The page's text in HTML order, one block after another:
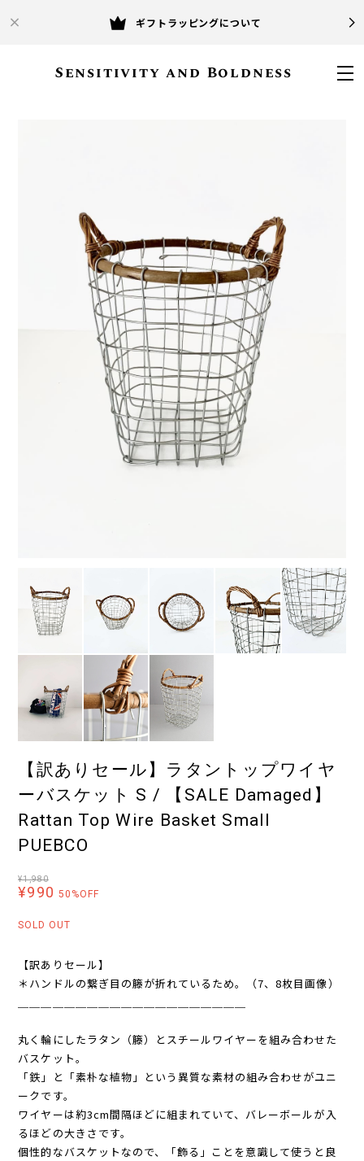
ギフトラッピングについて
Sensitivity and Boldness
【訳ありセール】ラタントップワイヤ
ーバスケット S / 【SALE Damaged】
Rattan Top Wire Basket Small
PUEBCO
¥1,980
¥990 50%OFF
SOLD OUT
【訳ありセール】
＊ハンドルの繋ぎ目の籐が折れているため。（7、8枚目画像）
丸く輪にしたラタン（籐）とスチールワイヤーを組み合わせた
バスケット。
「鉄」と「素朴な植物」という異質な素材の組み合わせがユニ
ークです。
ワイヤーは約3cm間隔ほどに組まれていて、バレーボールが入
るほどの大きさです。
個性的なバスケットなので、「飾る」ことを意識して使うと良